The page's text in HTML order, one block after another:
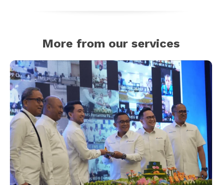
More from our services